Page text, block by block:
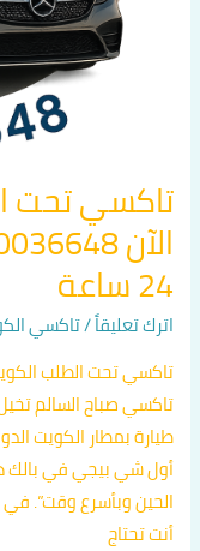
تاكسي تحت
24 ساعة
اترك تعليقاً/تاكسي الكويت
تاكسي تحت الطلب
تاكسي صباح السالم
طيارة بمطار الكويت
أول شي بيجي في بالك
الحين وبأسرع وقت”. في
أنت تحتاج